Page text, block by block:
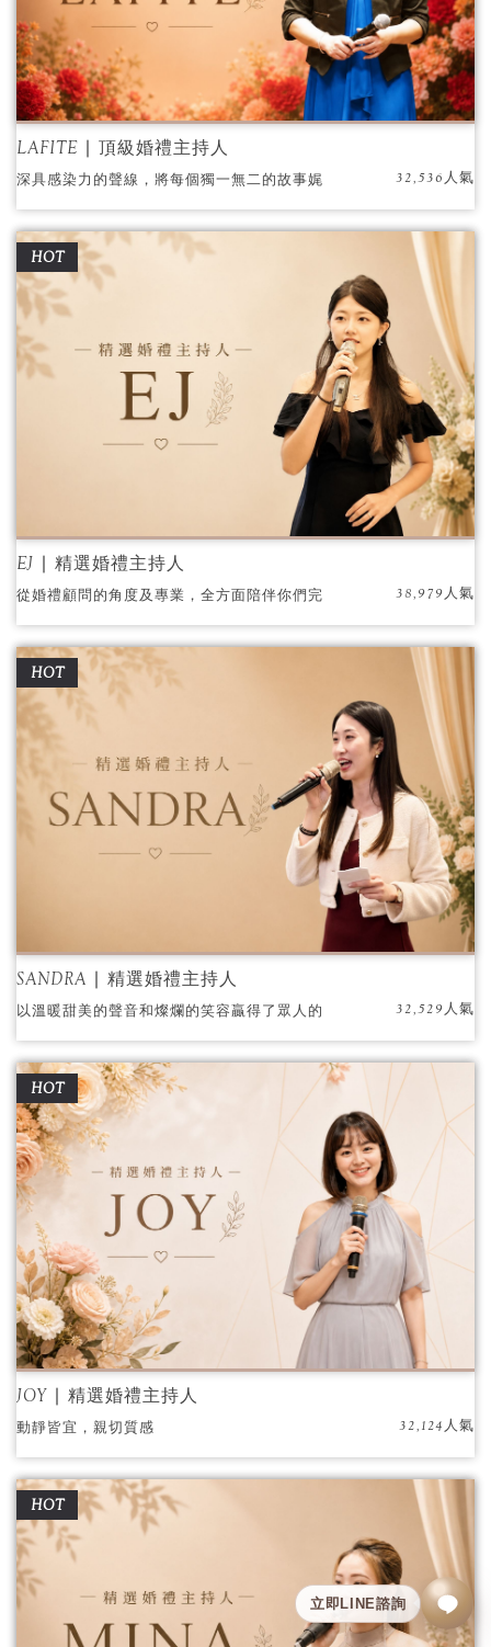
LAFITE ∣ 頂級婚禮主持人
深具感染力的聲線，將每個獨一無二的故事娓
娓道來…互動環節熱情洋溢；感念親恩溫暖動
人，理性與感性兼備的百變風格深受新人與廠
商肯定及信賴。
32,536人氣
HOT
EJ ∣ 精選婚禮主持人
從婚禮顧問的角度及專業，全方面陪伴你們完
成終身大事。
38,979人氣
HOT
SANDRA ∣ 精選婚禮主持人
以溫暖甜美的聲音和燦爛的笑容贏得了眾人的
喜愛，擁有親切和專業的特質，是新人們喜愛
的主持人！
32,529人氣
HOT
JOY ∣ 精選婚禮主持人
動靜皆宜，親切質感 32,124人氣
HOT
立即LINE諮詢